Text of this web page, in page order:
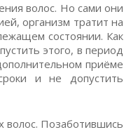
волос. Но сами они
организм тратит на
состоянии. Как
этого, в период
приёме
и не допустить
волос. Позаботившись